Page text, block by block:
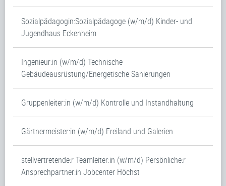
Sozialpädagogin:Sozialpädagoge (w/m/d) Kinder- und
Jugendhaus Eckenheim
Ingenieur:in (w/m/d) Technische
Gebäudeausrüstung/Energetische Sanierungen
Gruppenleiter:in (w/m/d) Kontrolle und Instandhaltung
Gärtnermeister:in (w/m/d) Freiland und Galerien
stellvertretende:r Teamleiter:in (w/m/d) Persönliche:r
Ansprechpartner:in Jobcenter Höchst